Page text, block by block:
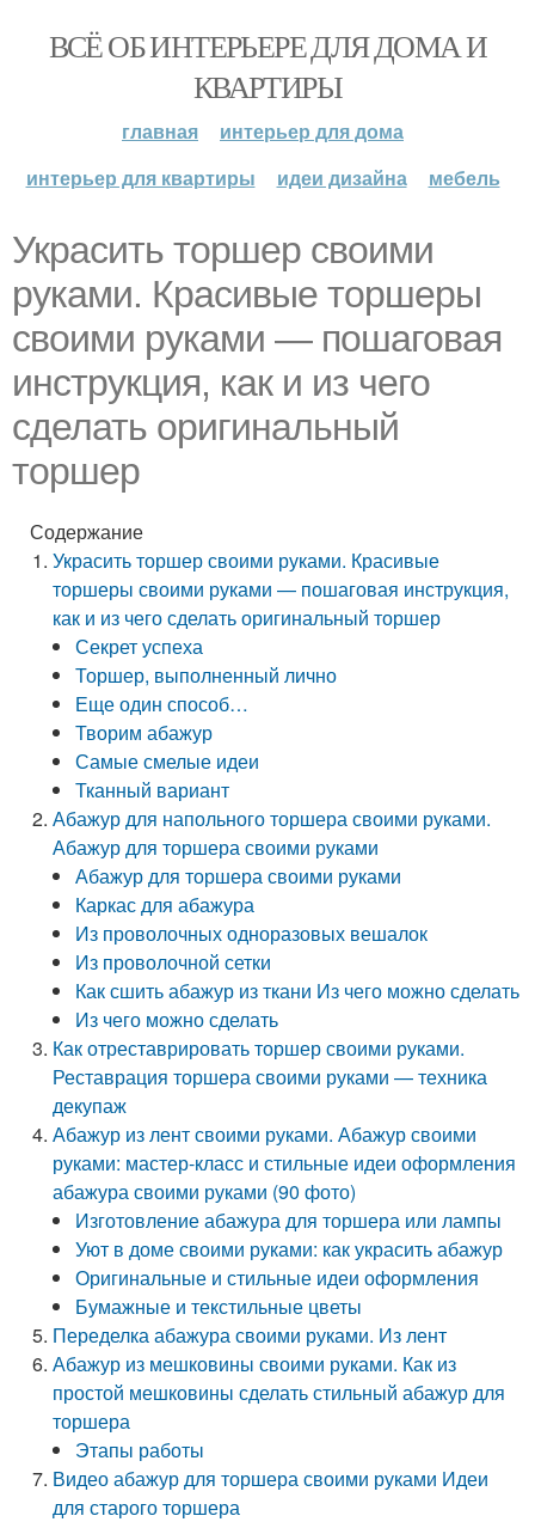
ВСЁ ОБ ИНТЕРЬЕРЕ ДЛЯ ДОМА И
КВАРТИРЫ
главная
интерьер для дома
интерьер для квартиры
идеи дизайна мебель
Украсить торшер своими
руками. Красивые торшеры
своими руками — пошаговая
инструкция, как и из чего
сделать оригинальный
торшер
Содержание
Украсить торшер своими руками. Красивые
торшеры своими руками — пошаговая инструкция,
как и из чего сделать оригинальный торшер
Секрет успеха
Торшер, выполненный лично
Еще один способ…
Творим абажур
Самые смелые идеи
Тканный вариант
Абажур для напольного торшера своими руками.
Абажур для торшера своими руками
Абажур для торшера своими руками
Каркас для абажура
Из проволочных одноразовых вешалок
Из проволочной сетки
Как сшить абажур из ткани Из чего можно сделать
Из чего можно сделать
Как отреставрировать торшер своими руками.
Реставрация торшера своими руками — техника
декупаж
Абажур из лент своими руками. Абажур своими
руками: мастер-класс и стильные идеи оформления
абажура своими руками (90 фото)
Изготовление абажура для торшера или лампы
Уют в доме своими руками: как украсить абажур
Оригинальные и стильные идеи оформления
Бумажные и текстильные цветы
Переделка абажура своими руками. Из лент
Абажур из мешковины своими руками. Как из
простой мешковины сделать стильный абажур для
торшера
Этапы работы
Видео абажур для торшера своими руками Идеи
для старого торшера